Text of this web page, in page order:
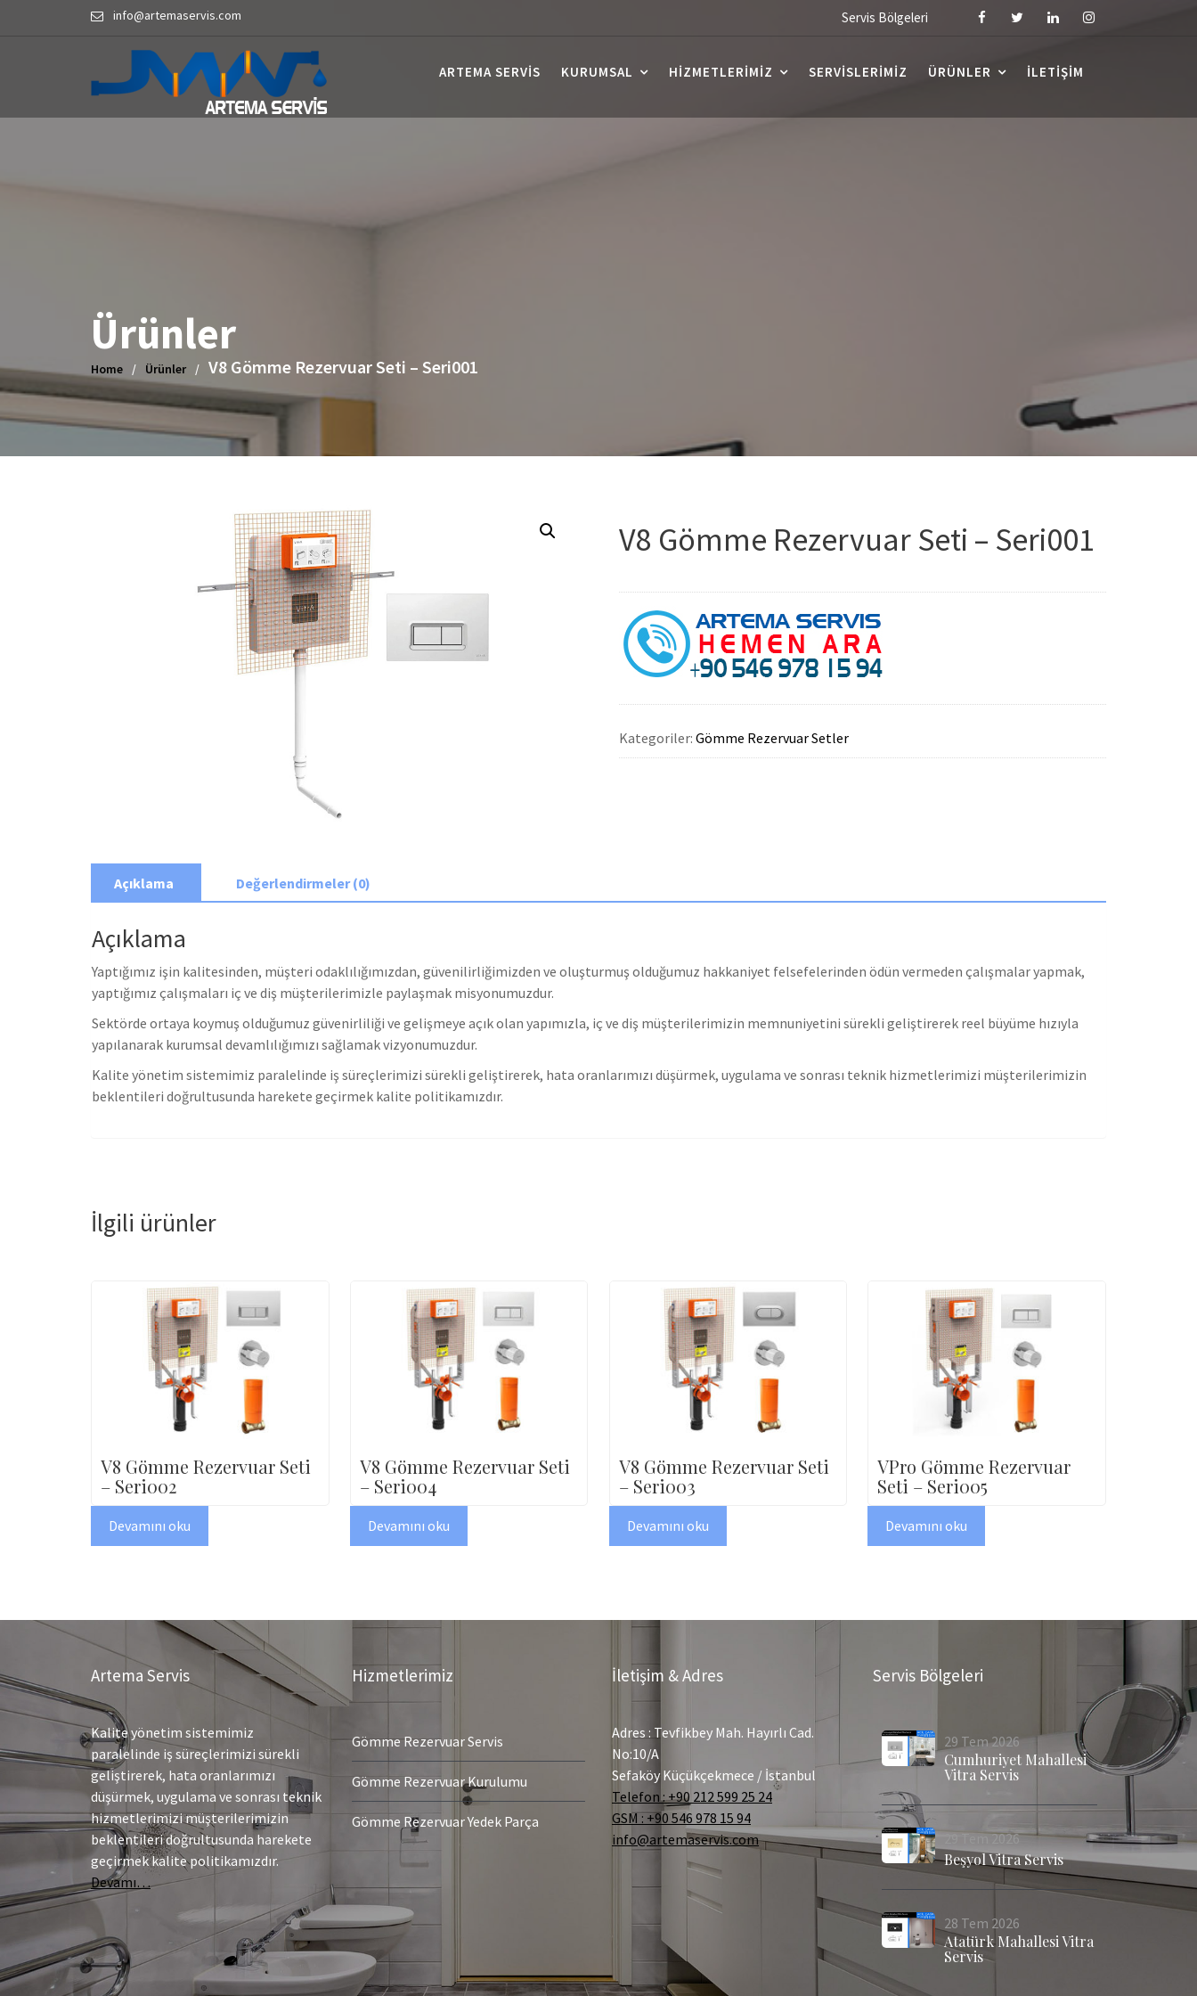
info@artemaservis.com Servis Bölgeleri
ARTEMA SERVIS KURUMSAL HIZMETLERIMIZ SERVISLERIMIZ ÜRÜNLER İLETIŞIM
Ürünler
Home Ürünler V8 Gömme Rezervuar Seti – Seri001
V8 Gömme Rezervuar Seti – Seri001
Kategoriler: Gömme Rezervuar Setler
Açıklama Değerlendirmeler (0)
Açıklama
Yaptığımız işin kalitesinden, müşteri odaklılığımızdan, güvenilirliğimizden ve oluşturmuş olduğumuz hakkaniyet felsefelerinden ödün vermeden çalışmalar yapmak,
yaptığımız çalışmaları iç ve diş müşterilerimizle paylaşmak misyonumuzdur.
Sektörde ortaya koymuş olduğumuz güvenirliliği ve gelişmeye açık olan yapımızla, iç ve diş müşterilerimizin memnuniyetini sürekli geliştirerek reel büyüme hızıyla
yapılanarak kurumsal devamlılığımızı sağlamak vizyonumuzdur.
Kalite yönetim sistemimiz paralelinde iş süreçlerimizi sürekli geliştirerek, hata oranlarımızı düşürmek, uygulama ve sonrası teknik hizmetlerimizi müşterilerimizin
beklentileri doğrultusunda harekete geçirmek kalite politikamızdır.
İlgili ürünler
V8 Gömme Rezervuar Seti
– Seri002
Devamını oku
V8 Gömme Rezervuar Seti
– Seri004
Devamını oku
V8 Gömme Rezervuar Seti
– Seri003
Devamını oku
VPro Gömme Rezervuar
Seti – Seri005
Devamını oku
Artema Servis
Kalite yönetim sistemimiz
paralelinde iş süreçlerimizi sürekli
geliştirerek, hata oranlarımızı
düşürmek, uygulama ve sonrası teknik
hizmetlerimizi müşterilerimizin
beklentileri doğrultusunda harekete
geçirmek kalite politikamızdır.
Devamı…
Hizmetlerimiz
Gömme Rezervuar Servis
Gömme Rezervuar Kurulumu
Gömme Rezervuar Yedek Parça
İletişim & Adres
Adres : Tevfikbey Mah. Hayırlı Cad.
No:10/A
Sefaköy Küçükçekmece / İstanbul
Telefon : +90 212 599 25 24
GSM : +90 546 978 15 94
info@artemaservis.com
Servis Bölgeleri
29 Tem2026
Cumhuriyet Mahallesi
Vitra Servis
29Tem2026
Beşyol Vitra Servis
28 Tem 2026
Atatürk Mahallesi Vitra
Servis